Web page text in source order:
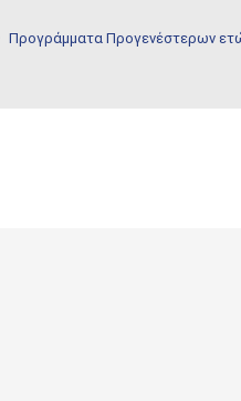
Προγράμματα Προγενέστερων